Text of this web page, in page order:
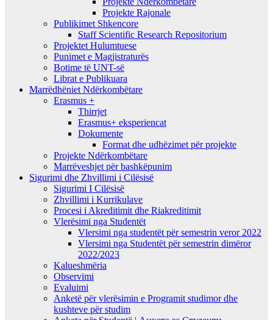
Projekte Rajonale
Publikimet Shkencore
Staff Scientific Research Repositorium
Projektet Hulumtuese
Punimet e Magjistraturës
Botime të UNT-së
Librat e Publikuara
Marrëdhëniet Ndërkombëtare
Erasmus +
Thirrjet
Erasmus+ eksperiencat
Dokumente
Format dhe udhëzimet për projekte
Projekte Ndërkombëtare
Marrëveshjet për bashkëpunim
Sigurimi dhe Zhvillimi i Cilësisë
Sigurimi I Cilësisë
Zhvillimi i Kurrikulave
Procesi i Akreditimit dhe Riakreditimit
Vlerësimi nga Studentët
Vlersimi nga studentët për semestrin veror 2022
Vlersimi nga Studentët për semestrin dimëror
2022/2023
Kalueshmëria
Observimi
Evaluimi
Anketë për vlerësimin e Programit studimor dhe
kushteve për studim